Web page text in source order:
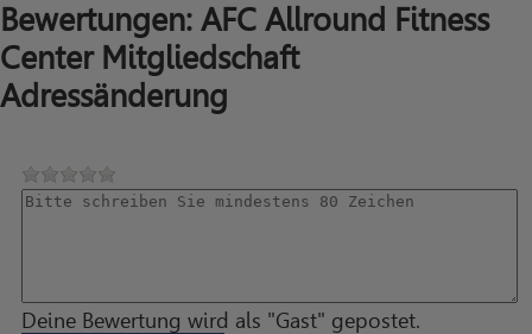
Bewertungen: AFC Allround Fitness
Center Mitgliedschaft
Adressänderung
Deine Bewertung wird als "Gast" gepostet.